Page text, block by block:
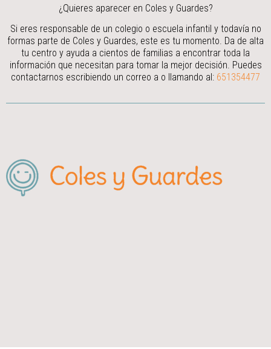
¿Quieres aparecer en Coles y Guardes?
Si eres responsable de un colegio o escuela infantil y todavía no
formas parte de Coles y Guardes, este es tu momento. Da de alta
tu centro y ayuda a cientos de familias a encontrar toda la
información que necesitan para tomar la mejor decisión. Puedes
contactarnos escribiendo un correo a o llamando al: 651354477